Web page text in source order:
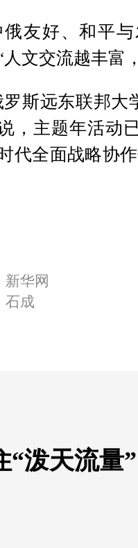
俄友好、和平
人文交流越丰富
罗斯远东联邦大
，主题年活动
代全面战略协
新华网
石成
“泼天流量